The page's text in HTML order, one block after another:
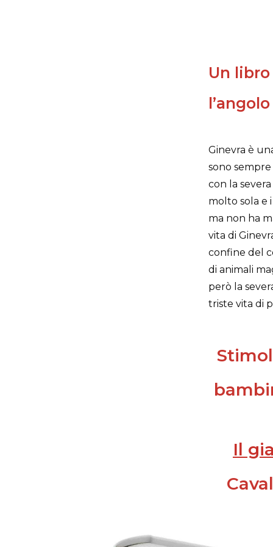
Un
l’angolo
Ginevra è
sono
con la
molto sola e
ma non ha
vita di
confine del
di animali
però la
triste vita di
Il